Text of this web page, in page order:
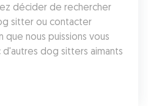
décider de rechercher
sitter ou contacter
nous puissions vous
dog sitters aimants